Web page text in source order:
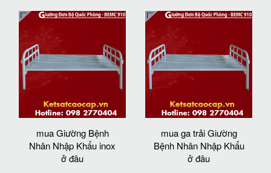
mua Giường Bệnh
Nhân Nhập Khẩu inox
ở đâu
mua ga trải Giường
Bệnh Nhân Nhập Khẩu
ở đâu